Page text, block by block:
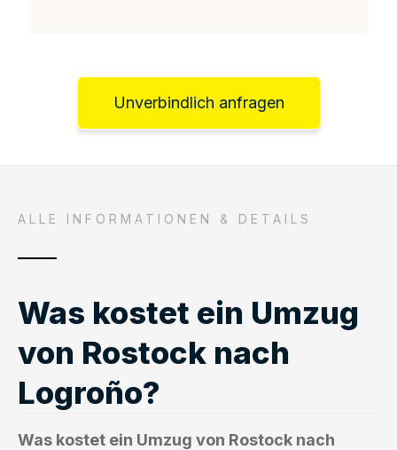
Unverbindlich anfragen
ALLE INFORMATIONEN & DETAILS
Was kostet ein Umzug
von Rostock nach
Logroño?
Was kostet ein Umzug von Rostock nach